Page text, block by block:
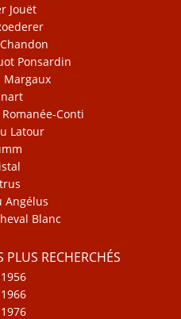
Jouët
Ponsardin
Margaux
Conti
Latour
Angélus
Blanc
PLUS RECHERCHÉS